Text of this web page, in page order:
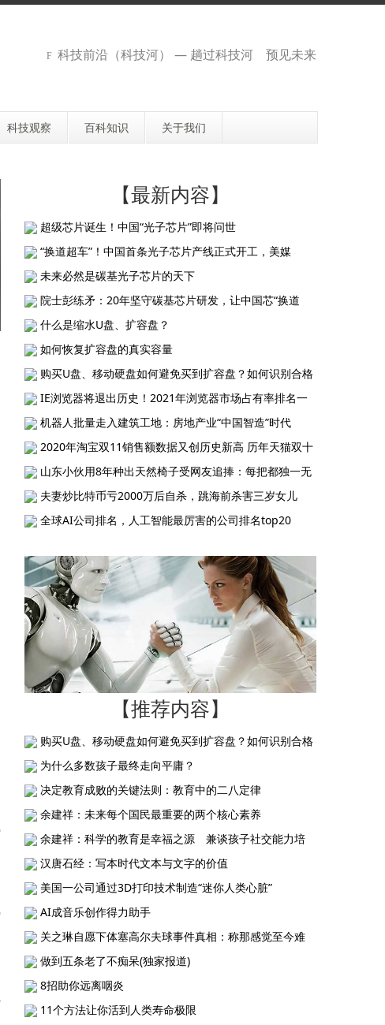
科技前沿（科技河） — 趟过科技河 预见未来
科技观察 百科知识 关于我们
【最新内容】
超级芯片诞生！中国“光子芯片”即将问世
“换道超车”！中国首条光子芯片产线正式开工，美媒
未来必然是碳基光子芯片的天下
院士彭练矛：20年坚守碳基芯片研发，让中国芯“换道
什么是缩水U盘、扩容盘？
如何恢复扩容盘的真实容量
购买U盘、移动硬盘如何避免买到扩容盘？如何识别合格
IE浏览器将退出历史！2021年浏览器市场占有率排名一
机器人批量走入建筑工地：房地产业“中国智造”时代
2020年淘宝双11销售额数据又创历史新高 历年天猫双十
山东小伙用8年种出天然椅子受网友追捧：每把都独一无
夫妻炒比特币亏2000万后自杀，跳海前杀害三岁女儿
全球AI公司排名，人工智能最厉害的公司排名top20
【推荐内容】
购买U盘、移动硬盘如何避免买到扩容盘？如何识别合格
为什么多数孩子最终走向平庸？
决定教育成败的关键法则：教育中的二八定律
余建祥：未来每个国民最重要的两个核心素养
余建祥：科学的教育是幸福之源 兼谈孩子社交能力培
汉唐石经：写本时代文本与文字的价值
美国一公司通过3D打印技术制造“迷你人类心脏”
AI成音乐创作得力助手
关之琳自愿下体塞高尔夫球事件真相：称那感觉至今难
做到五条老了不痴呆(独家报道)
8招助你远离咽炎
11个方法让你活到人类寿命极限